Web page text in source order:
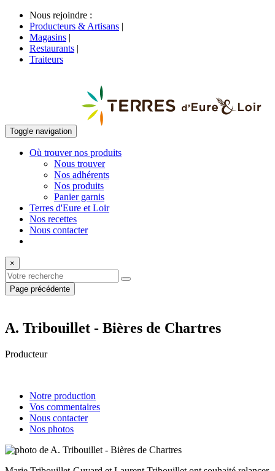
Nous rejoindre :
Producteurs & Artisans |
Magasins |
Restaurants |
Traiteurs
Toggle navigation
Où trouver nos produits
Nous trouver
Nos adhérents
Nos produits
Panier garnis
Terres d'Eure et Loir
Nos recettes
Nous contacter
×
Page précédente
A. Tribouillet - Bières de Chartres
Producteur
Notre production
Vos commentaires
Nous contacter
Nos photos